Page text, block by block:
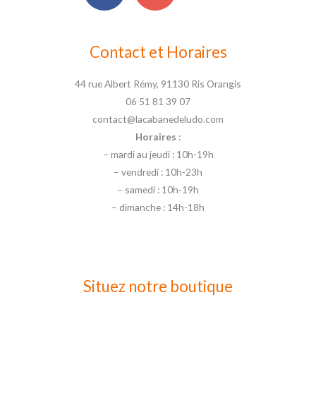
Contact et Horaires
44 rue Albert Rémy, 91130 Ris Orangis
06 51 81 39 07
contact@lacabanedeludo.com
Horaires :
– mardi au jeudi : 10h-19h
– vendredi : 10h-23h
– samedi : 10h-19h
– dimanche : 14h-18h
Situez notre boutique